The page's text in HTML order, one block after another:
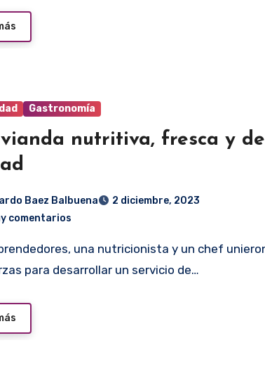
Gastronomía
nutritiva, fresca y de
Baez Balbuena
2 diciembre, 2023
comentarios
para desarrollar un servicio de…